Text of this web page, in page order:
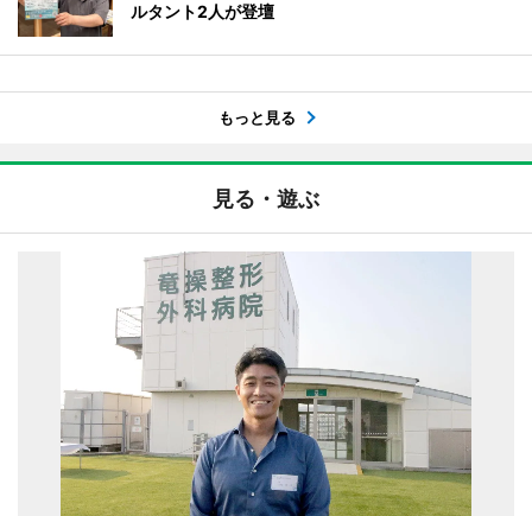
ルタント2人が登壇
もっと見る
見る・遊ぶ